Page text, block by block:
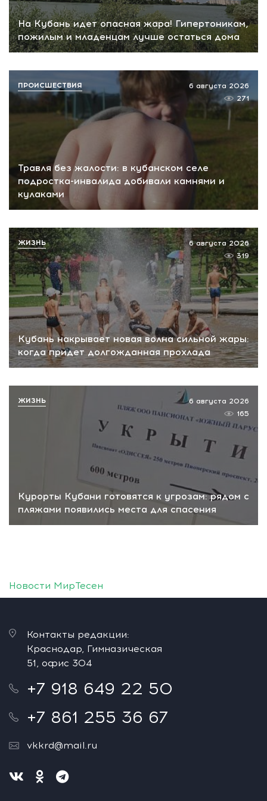
На Кубань идет опасная жара! Гипертоникам,
пожилым и младенцам лучше остаться дома
Травля без жалости: в кубанском селе
подростка-инвалида добивали камнями и
кулаками
6 августа 2026
271
ПРОИСШЕСТВИЯ
Кубань накрывает новая волна сильной жары:
когда придет долгожданная прохлада
6 августа 2026
319
ЖИЗНЬ
Курорты Кубани готовятся к угрозам: рядом с
пляжами появились места для спасения
6 августа 2026
165
ЖИЗНЬ
Новости МирТесен
Контакты редакции:
Краснодар, Гимназическая
51, офис 304
+7 918 649 22 50
+7 861 255 36 67
vkkrd@mail.ru